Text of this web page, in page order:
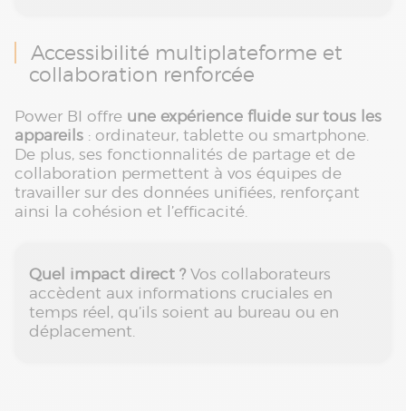
Accessibilité multiplateforme et
collaboration renforcée
Power BI offre une expérience fluide sur tous les
appareils : ordinateur, tablette ou smartphone.
De plus, ses fonctionnalités de partage et de
collaboration permettent à vos équipes de
travailler sur des données unifiées, renforçant
ainsi la cohésion et l’efficacité.
Quel impact direct ? Vos collaborateurs
accèdent aux informations cruciales en
temps réel, qu’ils soient au bureau ou en
déplacement.